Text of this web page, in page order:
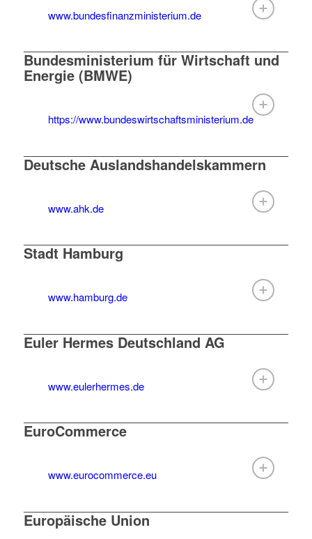
www.bundesfinanzministerium.de
Bundesministerium für Wirtschaft und
Energie (BMWE)
https://www.bundeswirtschaftsministerium.de
Deutsche Auslandshandelskammern
www.ahk.de
Stadt Hamburg
www.hamburg.de
Euler Hermes Deutschland AG
www.eulerhermes.de
EuroCommerce
www.eurocommerce.eu
Europäische Union